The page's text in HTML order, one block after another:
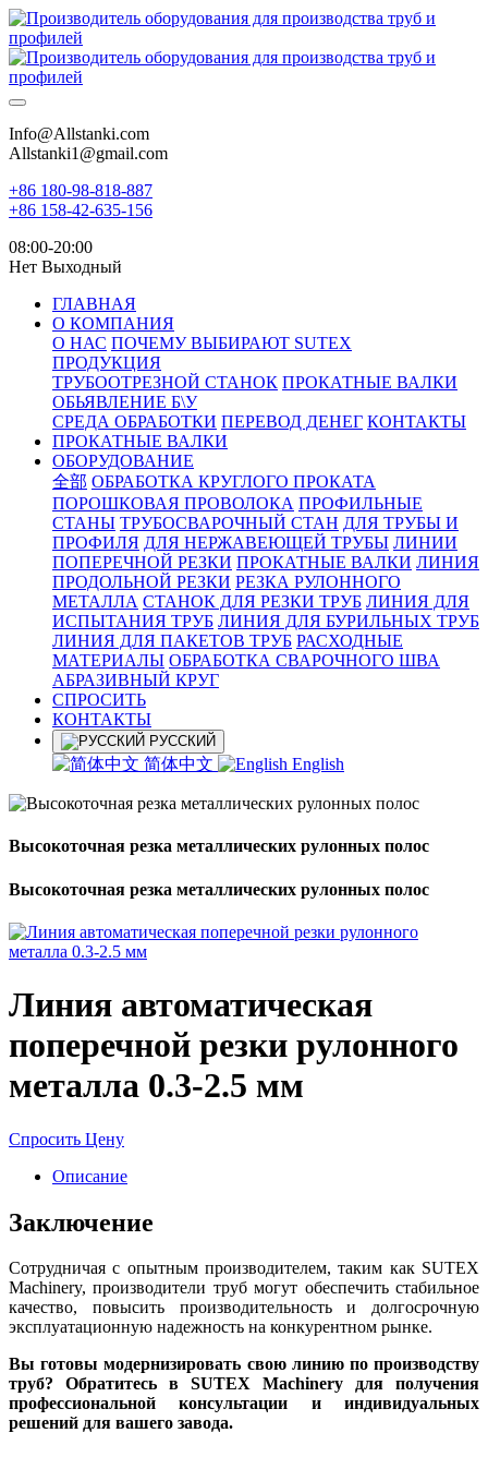
Info@Allstanki.com
Allstanki1@gmail.com
+86 180-98-818-887
+86 158-42-635-156
08:00-20:00
Нет Выходный
ГЛАВНАЯ
О КОМПАНИЯ
О НАС ПОЧЕМУ ВЫБИРАЮТ SUTEX
ПРОДУКЦИЯ
ТРУБООТРЕЗНОЙ СТАНОК ПРОКАТНЫЕ ВАЛКИ
ОБЬЯВЛЕНИЕ Б\У
СРЕДА ОБРАБОТКИ ПЕРЕВОД ДЕНЕГ КОНТАКТЫ
ПРОКАТНЫЕ ВАЛКИ
ОБОРУДОВАНИЕ
全部 ОБРАБОТКА КРУГЛОГО ПРОКАТА
ПОРОШКОВАЯ ПРОВОЛОКА ПРОФИЛЬНЫЕ
СТАНЫ ТРУБОСВАРОЧНЫЙ СТАН ДЛЯ ТРУБЫ И
ПРОФИЛЯ ДЛЯ НЕРЖАВЕЮЩЕЙ ТРУБЫ ЛИНИИ
ПОПЕРЕЧНОЙ РЕЗКИ ПРОКАТНЫЕ ВАЛКИ ЛИНИЯ
ПРОДОЛЬНОЙ РЕЗКИ РЕЗКА РУЛОННОГО
МЕТАЛЛА СТАНОК ДЛЯ РЕЗКИ ТРУБ ЛИНИЯ ДЛЯ
ИСПЫТАНИЯ ТРУБ ЛИНИЯ ДЛЯ БУРИЛЬНЫХ ТРУБ
ЛИНИЯ ДЛЯ ПАКЕТОВ ТРУБ РАСХОДНЫЕ
МАТЕРИАЛЫ OБРАБОТКА СВАРОЧНОГО ШВА
АБРАЗИВНЫЙ КРУГ
СПРОСИТЬ
КОНТАКТЫ
РУССКИЙ
简体中文 English
Высокоточная резка металлических рулонных полос
Высокоточная резка металлических рулонных полос
Линия автоматическая
поперечной резки рулонного
металла 0.3-2.5 мм
Спросить Цену
Описание
Заключение
Сотрудничая с опытным производителем, таким как SUTEX
Machinery, производители труб могут обеспечить стабильное
качество, повысить производительность и долгосрочную
эксплуатационную надежность на конкурентном рынке.
Вы готовы модернизировать свою линию по производству
труб? Обратитесь в SUTEX Machinery для получения
профессиональной консультации и индивидуальных
решений для вашего завода.